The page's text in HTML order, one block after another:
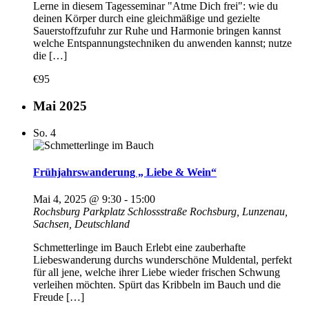
Lerne in diesem Tagesseminar "Atme Dich frei": wie du
deinen Körper durch eine gleichmäßige und gezielte
Sauerstoffzufuhr zur Ruhe und Harmonie bringen kannst
welche Entspannungstechniken du anwenden kannst; nutze
die […]
€95
Mai 2025
So. 4
Frühjahrswanderung „ Liebe & Wein“
Mai 4, 2025 @ 9:30 - 15:00
Rochsburg Parkplatz Schlossstraße Rochsburg, Lunzenau,
Sachsen, Deutschland
Schmetterlinge im Bauch Erlebt eine zauberhafte
Liebeswanderung durchs wunderschöne Muldental, perfekt
für all jene, welche ihrer Liebe wieder frischen Schwung
verleihen möchten. Spürt das Kribbeln im Bauch und die
Freude […]